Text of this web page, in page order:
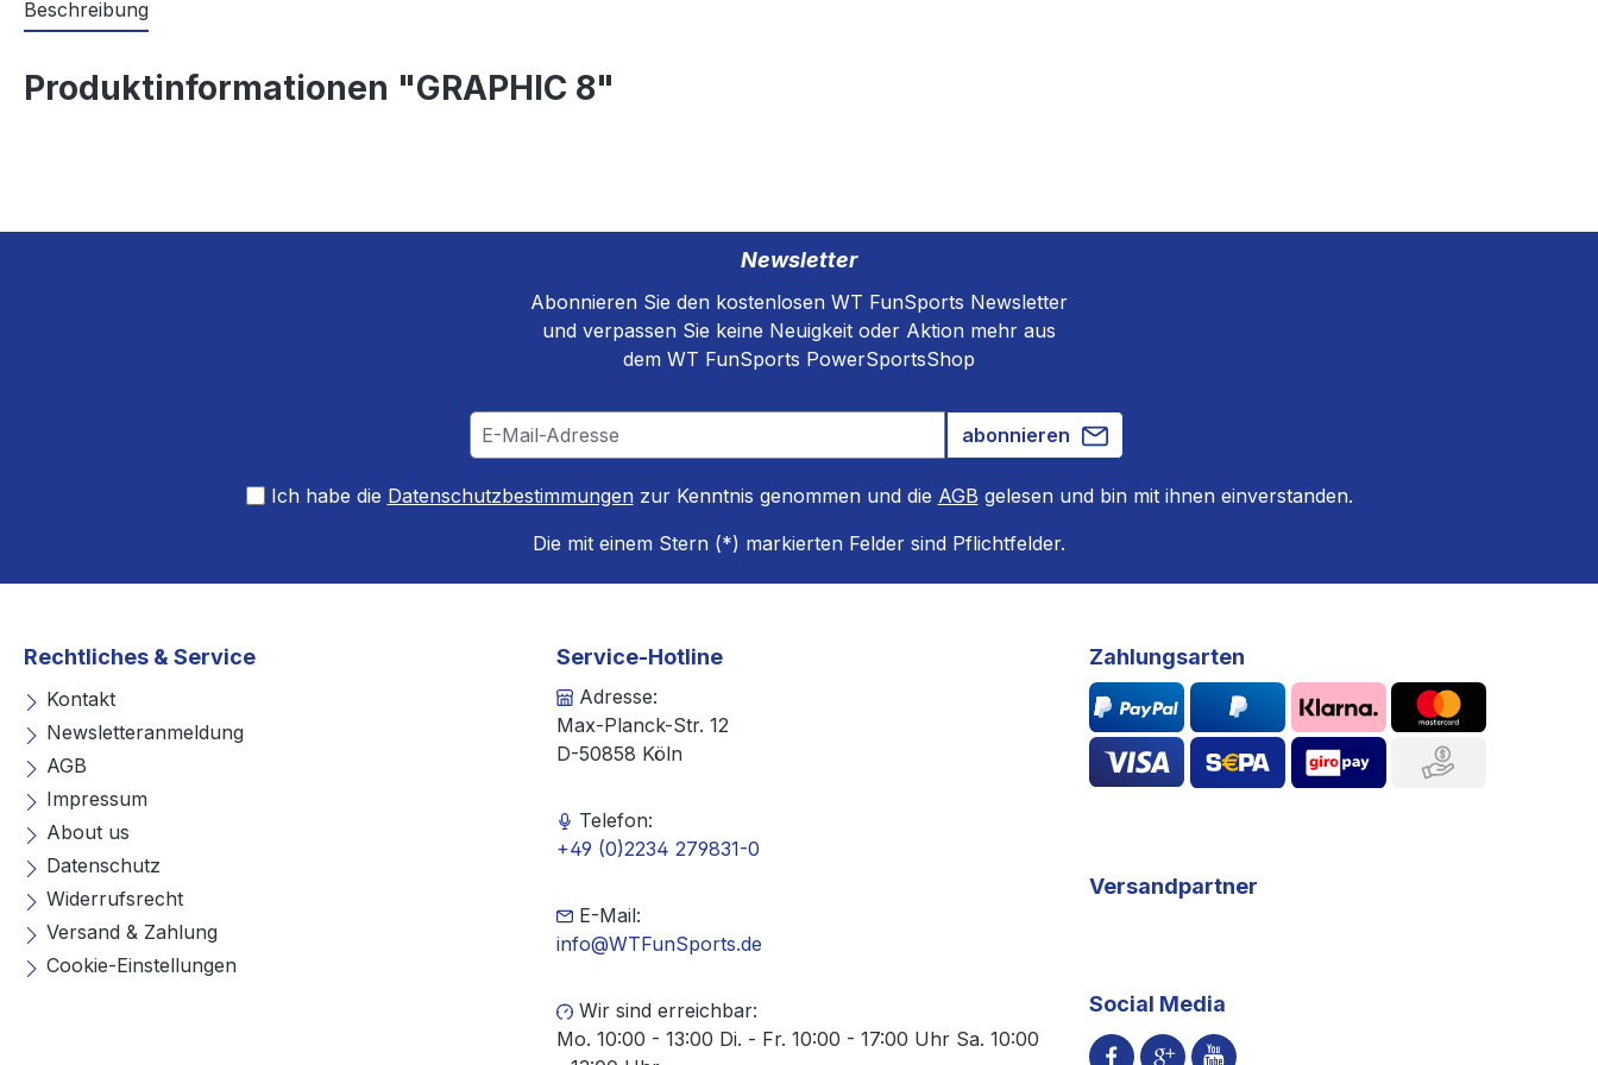
Beschreibung
Produktinformationen "GRAPHIC 8"
Newsletter
Abonnieren Sie den kostenlosen WT FunSports Newsletter
und verpassen Sie keine Neuigkeit oder Aktion mehr aus
dem WT FunSports PowerSportsShop
abonnieren
Ich habe die Datenschutzbestimmungenzur Kenntnis genommen und die AGB gelesen und bin mit ihnen einverstanden.
Die mit einem Stern (*) markierten Felder sind Pflichtfelder.
Rechtliches & Service
Kontakt
Newsletteranmeldung
AGB
Impressum
About us
Datenschutz
Widerrufsrecht
Versand & Zahlung
Cookie-Einstellungen
Service-Hotline
Adresse:
Max-Planck-Str. 12
D-50858 Köln
Telefon:
+49 (0)2234 279831-0
E-Mail:
info@WTFunSports.de
Wir sind erreichbar:
Mo. 10:00 - 13:00 Di. - Fr. 10:00 - 17:00 Uhr Sa. 10:00
Zahlungsarten
Versandpartner
Social Media